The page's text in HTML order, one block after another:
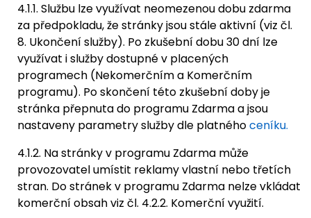
4.1.1. Službu lze využívat neomezenou dobu zdarma
za předpokladu, že stránky jsou stále aktivní (viz čl.
8. Ukončení služby). Po zkušební dobu 30 dní lze
využívat i služby dostupné v placených
programech (Nekomerčním a Komerčním
programu). Po skončení této zkušební doby je
stránka přepnuta do programu Zdarma a jsou
nastaveny parametry služby dle platnéhoceníku.
4.1.2. Na stránky v programu Zdarma může
provozovatel umístit reklamy vlastní nebo třetích
stran. Do stránek v programu Zdarma nelze vkládat
komerční obsah viz čl. 4.2.2. Komerční využití.